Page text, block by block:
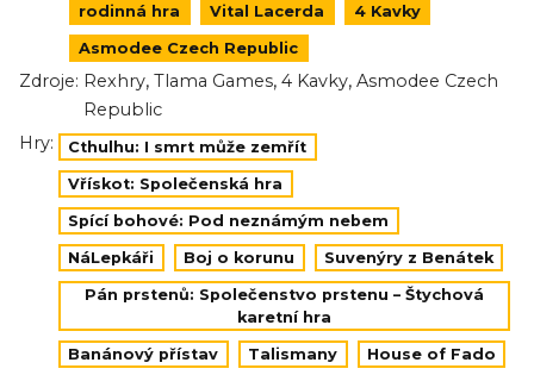
rodinná hra Vital Lacerda 4 Kavky
Asmodee Czech Republic
Zdroje: Rexhry, Tlama Games, 4 Kavky, Asmodee Czech
Republic
Hry:
Cthulhu: I smrt může zemřít
Vřískot: Společenská hra
Spící bohové: Pod neznámým nebem
NáLepkáři Boj o korunu Suvenýry z Benátek
Pán prstenů: Společenstvo prstenu – Štychová
karetní hra
Banánový přístav Talismany House of Fado